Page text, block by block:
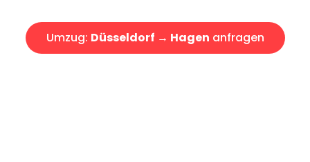
Umzug: Düsseldorf → Hagen anfragen